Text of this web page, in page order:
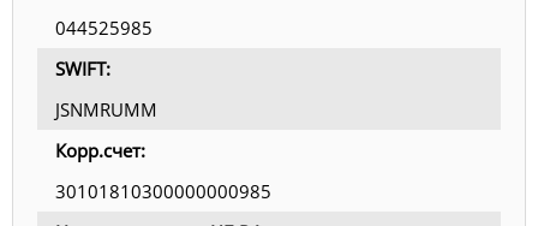
044525985
SWIFT:
JSNMRUMM
Корр.счет:
30101810300000000985